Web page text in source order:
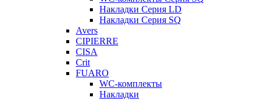
Накладки Серия LD
Накладки Серия SQ
Avers
CIPIERRE
CISA
Crit
FUARO
WC-комплекты
Накладки